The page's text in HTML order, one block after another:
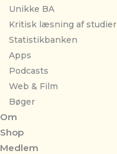
Unikke BA
Kritisk læsning af studier
Statistikbanken
Apps
Podcasts
Web & Film
Bøger
Om
Shop
Medlem